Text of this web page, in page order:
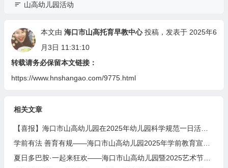
山高幼儿园活动
本文由 海口市山高托育早教中心 投稿，发表于 2025年6
月3日 11:31:10
转载请务必保留本文链接：
https://www.hnshangao.com/9775.html
相关文章
【喜报】海口市山高幼儿园在2025年幼儿园科学规范一日活动课程评比活动中荣获佳绩
学前有法 善育有规——海口市山高幼儿园2025年学前教育宣传月启动仪式暨《学前教育法》专题学习活动
夏日多巴胺·一起来狂欢——海口市山高幼儿园暨2025艺术节庆“六一”文艺汇演小班组专场